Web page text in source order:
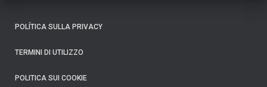
POLÍTICA SULLA PRIVACY
TERMINI DI UTILIZZO
POLITICA SUI COOKIE